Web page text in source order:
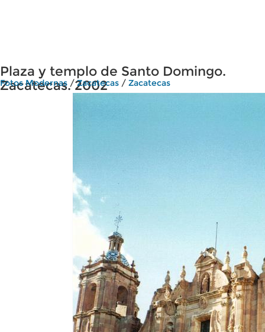
Plaza y templo de Santo Domingo.
Zacatecas. 2002
Fotos Modernas /Zacatecas / Zacatecas